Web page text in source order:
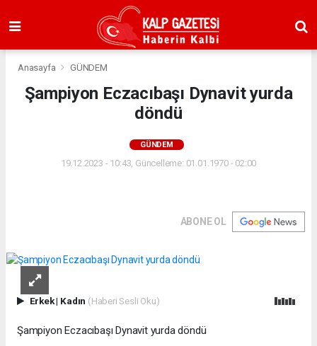
Anasayfa GÜNDEM
Şampiyon Eczacıbaşı Dynavit yurda
döndü
GÜNDEM
19.12.2023 - 10:43, Güncelleme: 01.01.1970 - 02:00
ABONE OL
Erkek| Kadın (Haberi Sesli Oku)
Şampiyon Eczacıbaşı Dynavit yurda döndü